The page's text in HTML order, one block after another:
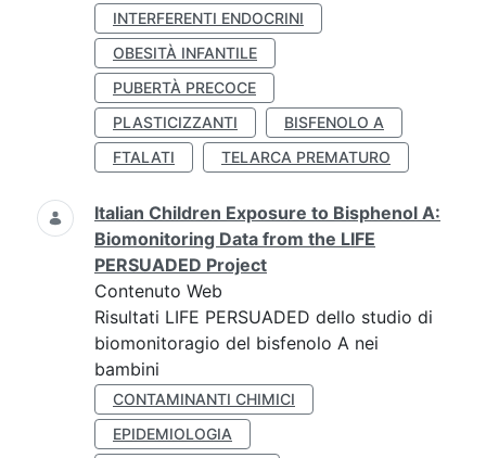
INTERFERENTI ENDOCRINI
OBESITÀ INFANTILE
PUBERTÀ PRECOCE
PLASTICIZZANTI
BISFENOLO A
FTALATI
TELARCA PREMATURO
Italian Children Exposure to Bisphenol A:
Biomonitoring Data from the LIFE
PERSUADED Project
Contenuto Web
Risultati LIFE PERSUADED dello studio di
biomonitoragio del bisfenolo A nei
bambini
CONTAMINANTI CHIMICI
EPIDEMIOLOGIA